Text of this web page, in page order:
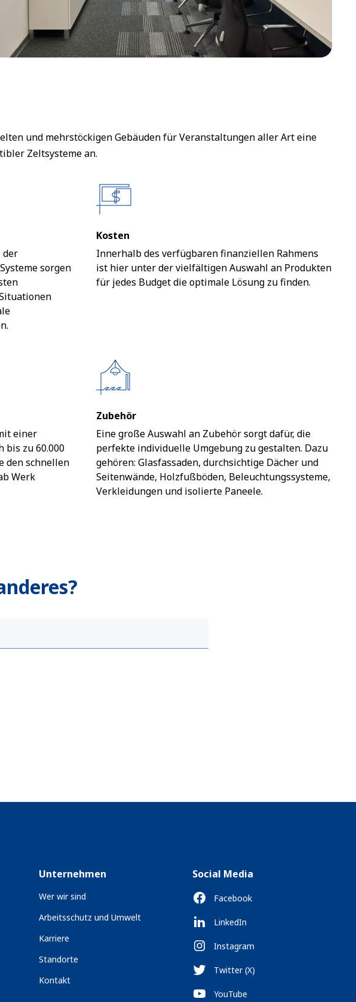
und mehrstöckigen Gebäuden für Veranstaltungen aller Art eine
Zeltsysteme an.
der
sorgen
Kosten
Innerhalb des verfügbaren finanziellen Rahmens
ist hier unter der vielfältigen Auswahl an Produkten
für jedes Budget die optimale Lösung zu finden.
einer
bis zu 60.000
den schnellen
Werk
Zubehör
Eine große Auswahl an Zubehör sorgt dafür, die
perfekte individuelle Umgebung zu gestalten. Dazu
gehören: Glasfassaden, durchsichtige Dächer und
Seitenwände, Holzfußböden, Beleuchtungssysteme,
Verkleidungen und isolierte Paneele.
Unternehmen
Wer wir sind
Arbeitsschutz und Umwelt
Karriere
Standorte
Kontakt
Social Media
Facebook
LinkedIn
Instagram
Twitter (X)
YouTube